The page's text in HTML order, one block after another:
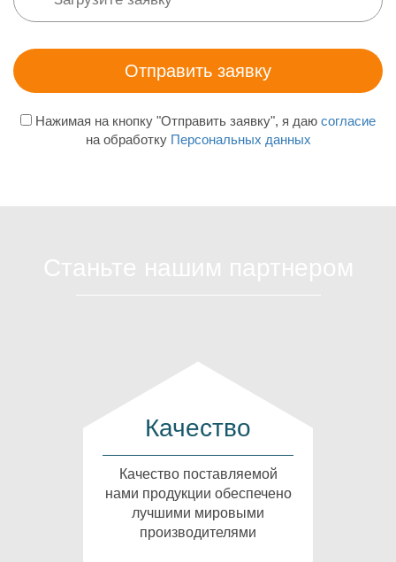
Нажимая на кнопку "Отправить заявку", я даю согласие
на обработку Персональных данных
Качество
Качество поставляемой
нами продукции обеспечено
лучшими мировыми
производителями